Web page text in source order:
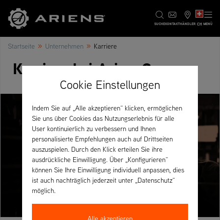
SUCHEKONTAKTHÄNDLER CH MENÜ
Startseite » Unternehmen » Karriere
Karriere bei AriensCo
Cookie Einstellungen
Indem Sie auf „Alle akzeptieren“ klicken, ermöglichen
Sie uns über Cookies das Nutzungserlebnis für alle
User kontinuierlich zu verbessern und Ihnen
personalisierte Empfehlungen auch auf Drittseiten
auszuspielen. Durch den Klick erteilen Sie ihre
ausdrückliche Einwilligung. Über „Konfigurieren“
können Sie Ihre Einwilligung individuell anpassen, dies
ist auch nachträglich jederzeit unter „Datenschutz“
möglich.